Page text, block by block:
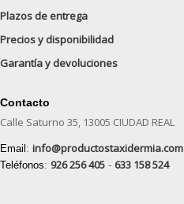
Plazos de entrega
Precios y disponibilidad
Garantía y devoluciones
Contacto
Calle Saturno 35, 13005 CIUDAD REAL
Email : info@productostaxidermia.com
Teléfonos: 926 256 405 - 633 158 524